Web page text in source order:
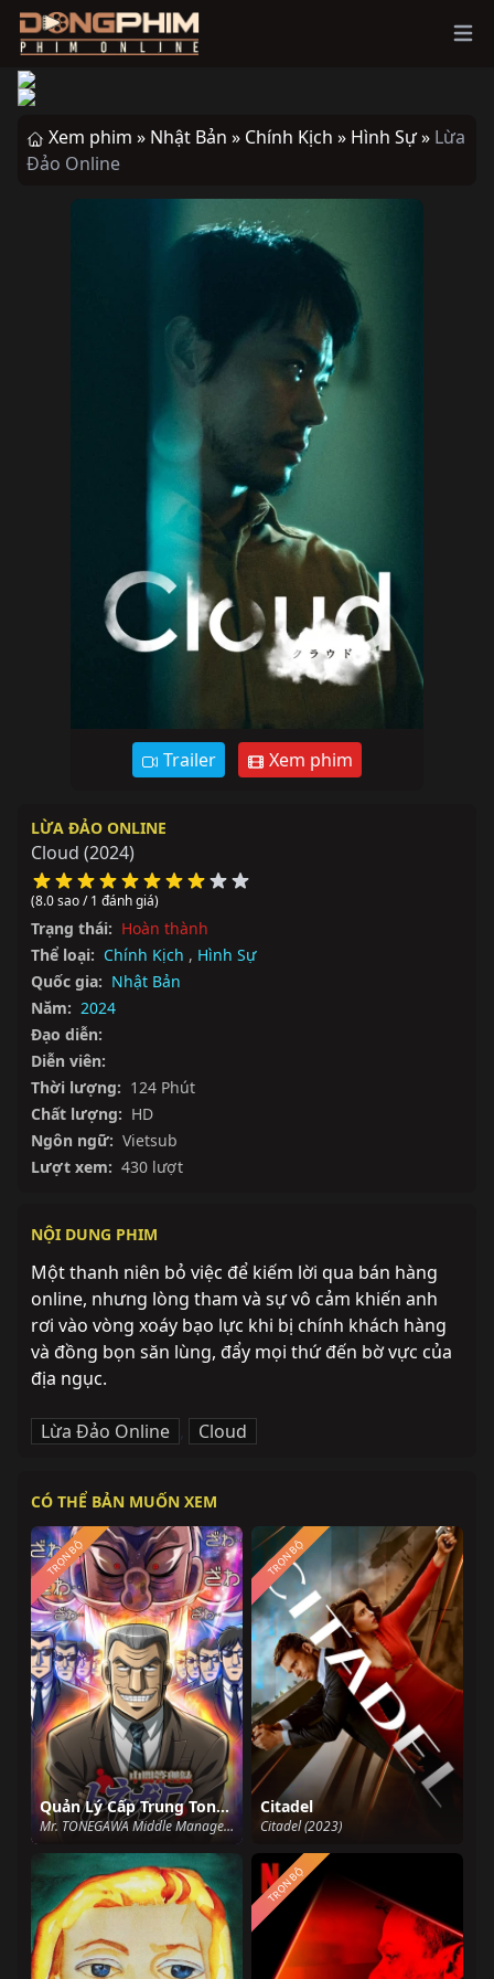
Xem phim » Nhật Bản » Chính Kịch » Hình Sự » Lừa
Đảo Online
Trailer Xem phim
LỪA ĐẢO ONLINE
Cloud (2024)
(8.0 sao / 1 đánh giá)
Trạng thái: Hoàn thành
Thể loại: Chính Kịch , Hình Sự
Quốc gia: Nhật Bản
Năm: 2024
Đạo diễn:
Diễn viên:
Thời lượng: 124 Phút
Chất lượng: HD
Ngôn ngữ: Vietsub
Lượt xem: 430 lượt
NỘI DUNG PHIM
Một thanh niên bỏ việc để kiếm lời qua bán hàng
online, nhưng lòng tham và sự vô cảm khiến anh
rơi vào vòng xoáy bạo lực khi bị chính khách hàng
và đồng bọn săn lùng, đẩy mọi thứ đến bờ vực của
địa ngục.
Lừa Đảo Online , Cloud
CÓ THỂ BẢN MUỐN XEM
Quản Lý Cấp Trung Tonegawa
Mr. TONEGAWA Middle Management Blues (2018)
TRỌN BỘ
Citadel
Citadel (2023)
TRỌN BỘ
TRỌN BỘ